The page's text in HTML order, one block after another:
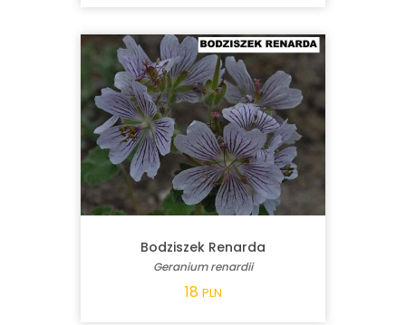
Bodziszek Renarda
Geranium renardii
18 PLN